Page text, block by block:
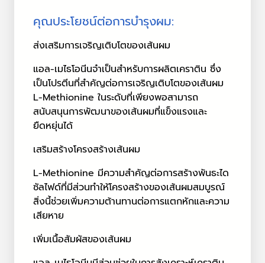
คุณประโยชน์ต่อการบำรุงผม:
ส่งเสริมการเจริญเติบโตของเส้นผม
แอล-เมไธโอนีนจำเป็นสำหรับการผลิตเคราติน ซึ่ง
เป็นโปรตีนที่สำคัญต่อการเจริญเติบโตของเส้นผม
L-Methionine ในระดับที่เพียงพอสามารถ
สนับสนุนการพัฒนาของเส้นผมที่แข็งแรงและ
ยืดหยุ่นได้
เสริมสร้างโครงสร้างเส้นผม
L-Methionine มีความสำคัญต่อการสร้างพันธะได
ซัลไฟด์ที่มีส่วนทำให้โครงสร้างของเส้นผมสมบูรณ์
สิ่งนี้ช่วยเพิ่มความต้านทานต่อการแตกหักและความ
เสียหาย
เพิ่มเนื้อสัมผัสของเส้นผม